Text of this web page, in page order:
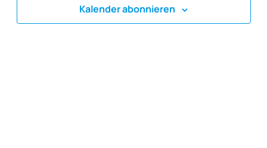
Kalender abonnieren